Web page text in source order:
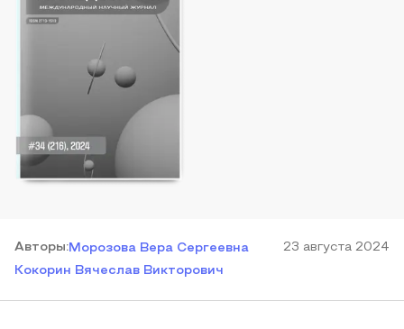
Авторы:Морозова Вера Сергеевна
Кокорин Вячеслав Викторович
23 августа 2024